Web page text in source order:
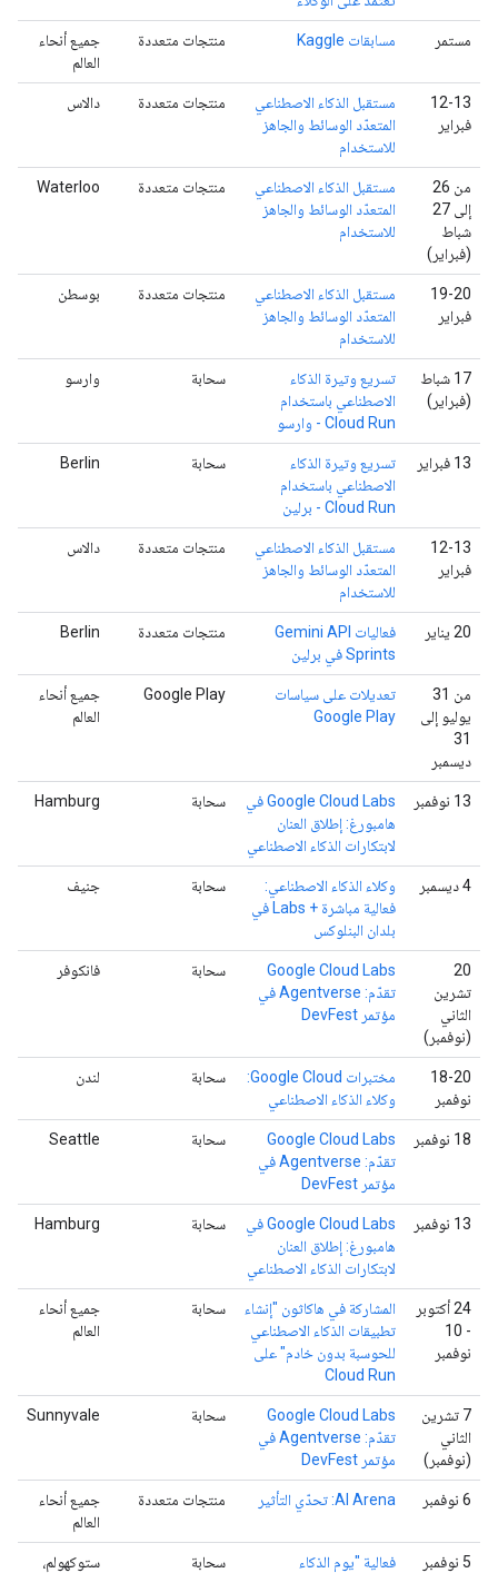
مستمر مسابقات Kaggle منتجات متعددة
جميع أنحاء
العالم
‫12-13
فبراير
مستقبل الذكاء الاصطناعي
المتعدّد الوسائط والجاهز
للاستخدام
منتجات متعددة دالاس
من 26
إلى 27
شباط
(فبراير)
مستقبل الذكاء الاصطناعي
المتعدّد الوسائط والجاهز
للاستخدام
منتجات متعددة Waterloo
‫19-20
فبراير
مستقبل الذكاء الاصطناعي
المتعدّد الوسائط والجاهز
للاستخدام
منتجات متعددة بوسطن
‫17 شباط
(فبراير)
تسريع وتيرة الذكاء
الاصطناعي باستخدام
Cloud Run - وارسو
سحابة وارسو
‫13 فبراير
تسريع وتيرة الذكاء
الاصطناعي باستخدام
Cloud Run - برلين
سحابة Berlin
‫12-13
فبراير
مستقبل الذكاء الاصطناعي
المتعدّد الوسائط والجاهز
للاستخدام
منتجات متعددة دالاس
‫20 يناير
فعاليات Gemini API
Sprints في برلين
منتجات متعددة Berlin
من 31
يوليو إلى
31
ديسمبر
تعديلات على سياسات
Google Play
Google Play
جميع أنحاء
العالم
‫13 نوفمبر
Google Cloud Labs في
هامبورغ: إطلاق العنان
لابتكارات الذكاء الاصطناعي
سحابة Hamburg
‫4 ديسمبر
وكلاء الذكاء الاصطناعي:
فعالية مباشرة + Labs في
بلدان البنلوكس
سحابة جنيف
‫20
تشرين
الثاني
(نوفمبر)
‫Google Cloud Labs
تقدّم: Agentverse في
مؤتمر DevFest
سحابة فانكوفر
‫18-20
نوفمبر
مختبرات Google Cloud:
وكلاء الذكاء الاصطناعي
سحابة لندن
‫18 نوفمبر
‫Google Cloud Labs
تقدّم: Agentverse في
مؤتمر DevFest
سحابة Seattle
‫13 نوفمبر
Google Cloud Labs في
هامبورغ: إطلاق العنان
لابتكارات الذكاء الاصطناعي
سحابة Hamburg
‫24 أكتوبر
- 10
نوفمبر
المشاركة في هاكاثون "إنشاء
تطبيقات الذكاء الاصطناعي
للحوسبة بدون خادم" على
Cloud Run
سحابة
جميع أنحاء
العالم
7 تشرين
الثاني
(نوفمبر)
‫Google Cloud Labs
تقدّم: Agentverse في
مؤتمر DevFest
سحابة Sunnyvale
‫6 نوفمبر AI Arena: تحدّي التأثير منتجات متعددة
جميع أنحاء
العالم
‫5 نوفمبر
فعالية "يوم الذكاء
سحابة
ستوكهولم،